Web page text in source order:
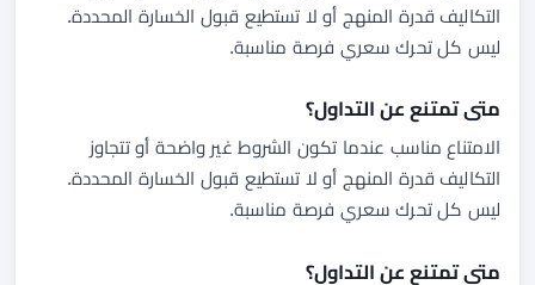
التكاليف قدرة المنهج أو لا تستطيع قبول الخسارة المحددة.
ليس كل تحرك سعري فرصة مناسبة.
متى تمتنع عن التداول؟
الامتناع مناسب عندما تكون الشروط غير واضحة أو تتجاوز
التكاليف قدرة المنهج أو لا تستطيع قبول الخسارة المحددة.
ليس كل تحرك سعري فرصة مناسبة.
متى تمتنع عن التداول؟